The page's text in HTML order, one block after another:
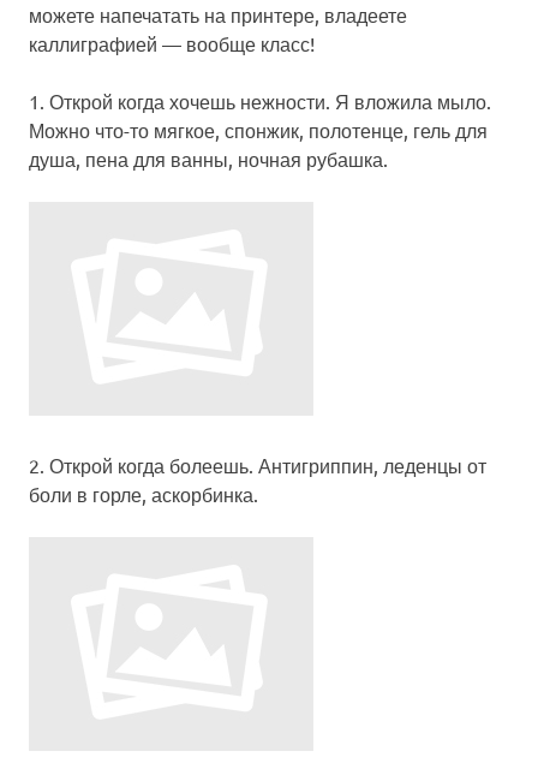
можете напечатать на принтере, владеете
каллиграфией — вообще класс!
1. Открой когда хочешь нежности . Я вложила мыло.
Можно что-то мягкое, спонжик, полотенце, гель для
душа, пена для ванны, ночная рубашка.
2. Открой когда болеешь . Антигриппин, леденцы от
боли в горле, аскорбинка.